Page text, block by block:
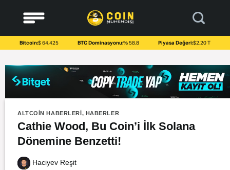
content
Bitcoin:$ 64.425 BTC Dominasyonu:% 58.8 Piyasa Değeri:$2.20 T
ALTCOIN HABERLERI, HABERLER
Cathie Wood, Bu Coin’i İlk Solana
Dönemine Benzetti!
Haciyev Reşit